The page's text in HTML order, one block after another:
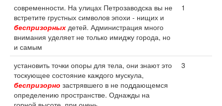
современности. На улицах Петрозаводска вы не
встретите грустных символов эпохи - нищих и
беспризорных детей. Администрация много
внимания уделяет не только имиджу города, но
и самым
1
установить точки опоры для тела, они знают это
тоскующее состояние каждого мускула,
беспризорно застрявшего в не поддающемся
определению пространстве. Однажды на
3